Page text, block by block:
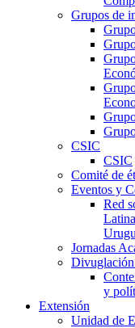
Grupos de
CSIC
CSIC
Comité de
Eventos y
Red
Jornadas
y
Extensión
Unidad de